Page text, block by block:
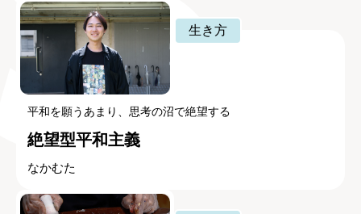
生き方
平和を願うあまり、思考の沼で絶望する
絶望型平和主義
なかむた